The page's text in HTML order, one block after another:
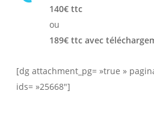
140€ ttc
ou
189€ ttc avec
[dg attachment_pg= »true »
ids= »25668″]